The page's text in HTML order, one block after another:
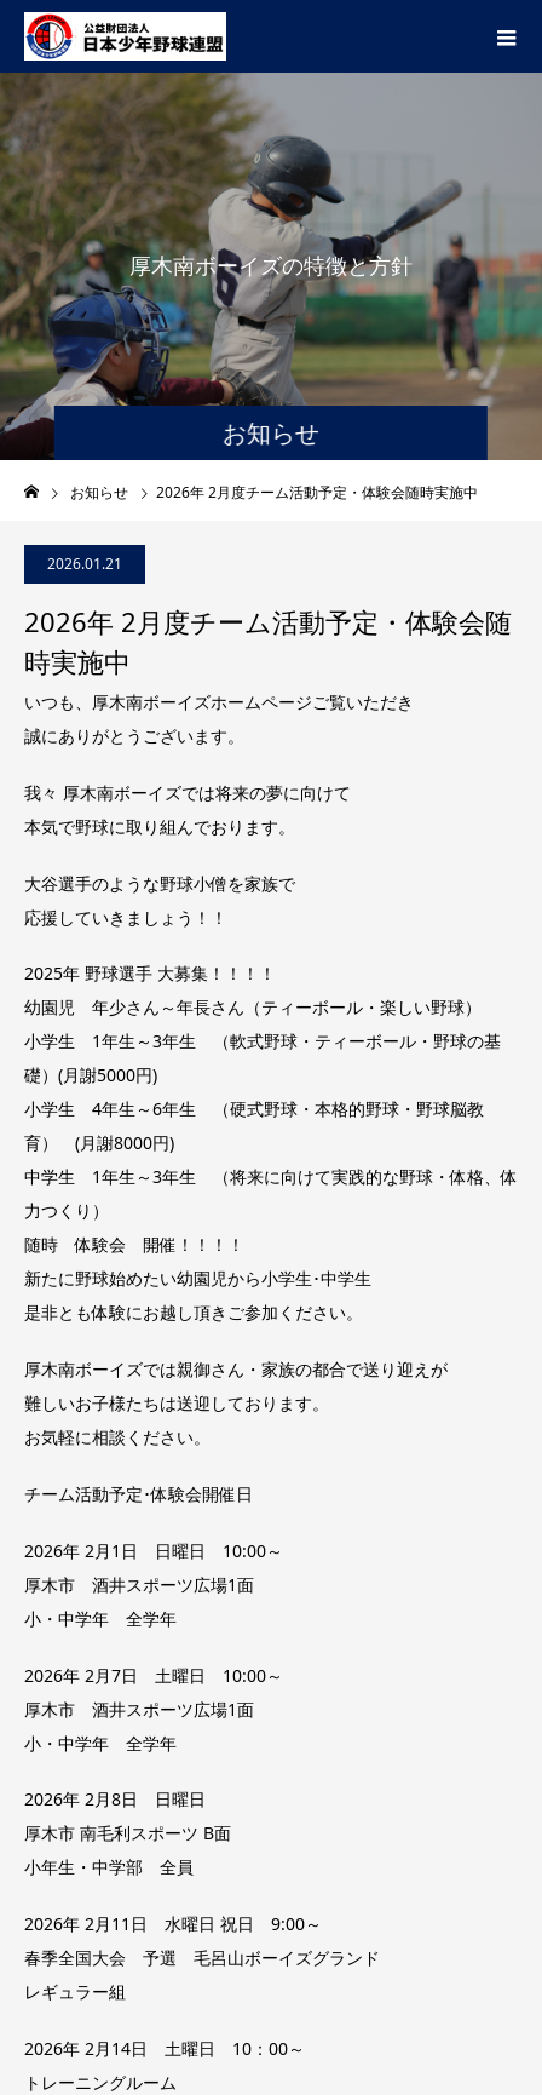
お知らせ
厚木南ボーイズの特徴と方針
お知らせ 2026年 2月度チーム活動予定・体験会随時実施中
2026.01.21
2026年 2月度チーム活動予定・体験会随
時実施中
いつも、厚木南ボーイズホームページご覧いただき
誠にありがとうございます。
我々 厚木南ボーイズでは将来の夢に向けて
本気で野球に取り組んでおります。
大谷選手のような野球小僧を家族で
応援していきましょう！！
2025年 野球選手 大募集！！！！
幼園児 年少さん～年長さん（ティーボール・楽しい野球）
小学生 1年生～3年生 （軟式野球・ティーボール・野球の基
礎）(月謝5000円)
小学生 4年生～6年生 （硬式野球・本格的野球・野球脳教
育） (月謝8000円)
中学生 1年生～3年生 （将来に向けて実践的な野球・体格、体
力つくり）
随時 体験会 開催！！！！
新たに野球始めたい幼園児から小学生･中学生
是非とも体験にお越し頂きご参加ください。
厚木南ボーイズでは親御さん・家族の都合で送り迎えが
難しいお子様たちは送迎しております。
お気軽に相談ください。
チーム活動予定･体験会開催日
2026年 2月1日 日曜日 10:00～
厚木市 酒井スポーツ広場1面
小・中学年 全学年
2026年 2月7日 土曜日 10:00～
厚木市 酒井スポーツ広場1面
小・中学年 全学年
2026年 2月8日 日曜日
厚木市 南毛利スポーツ B面
小年生・中学部 全員
2026年 2月11日 水曜日 祝日 9:00～
春季全国大会 予選 毛呂山ボーイズグランド
レギュラー組
2026年 2月14日 土曜日 10：00～
トレーニングルーム